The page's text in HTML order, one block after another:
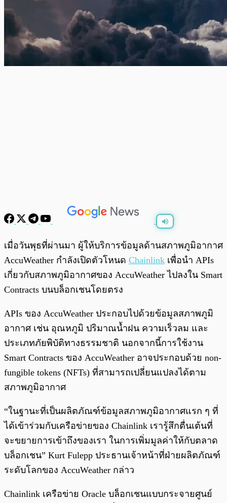
พร้อมเล่น /0:00
เมื่อวันพุธที่ผ่านมา ผู้ให้บริการข้อมูลด้านสภาพภูมิอากาศ
AccuWeather กำลังเปิดตัวโหนด Chainlink เพื่อนำ APIs
เกี่ยวกับสภาพภูมิอากาศของ AccuWeather ไปลงใน Smart
Contracts บนบล็อกเชนโดยตรง
APIs ของ AccuWeather ประกอบไปด้วยข้อมูลสภาพภูมิ
อากาศ เช่น อุณหภูมิ ปริมาณน้ำฝน ความเร็วลม และ
ประเภทภัยพิบัติทางธรรมชาติ นอกจากนี้การใช้งาน
Smart Contracts ของ AccuWeather อาจประกอบด้วย non-
fungible tokens (NFTs) ที่สามารถเปลี่ยนแปลงได้ตาม
สภาพภูมิอากาศ
“ในฐานะที่เป็นผลิตภัณฑ์ข้อมูลสภาพภูมิอากาศแรก ๆ ที่
ได้เข้าร่วมกับเครือข่ายของ Chainlink เรารู้สึกตื่นเต้นที่
จะขยายการเข้าถึงของเรา ในการเพิ่มมูลค่าให้กับตลาด
บล็อกเชน” Kurt Fulepp ประธานเจ้าหน้าที่ฝ่ายผลิตภัณฑ์
ระดับโลกของ AccuWeather กล่าว
Chainlink เครือข่าย Oracle บล็อกเชนแบบกระจายศูนย์